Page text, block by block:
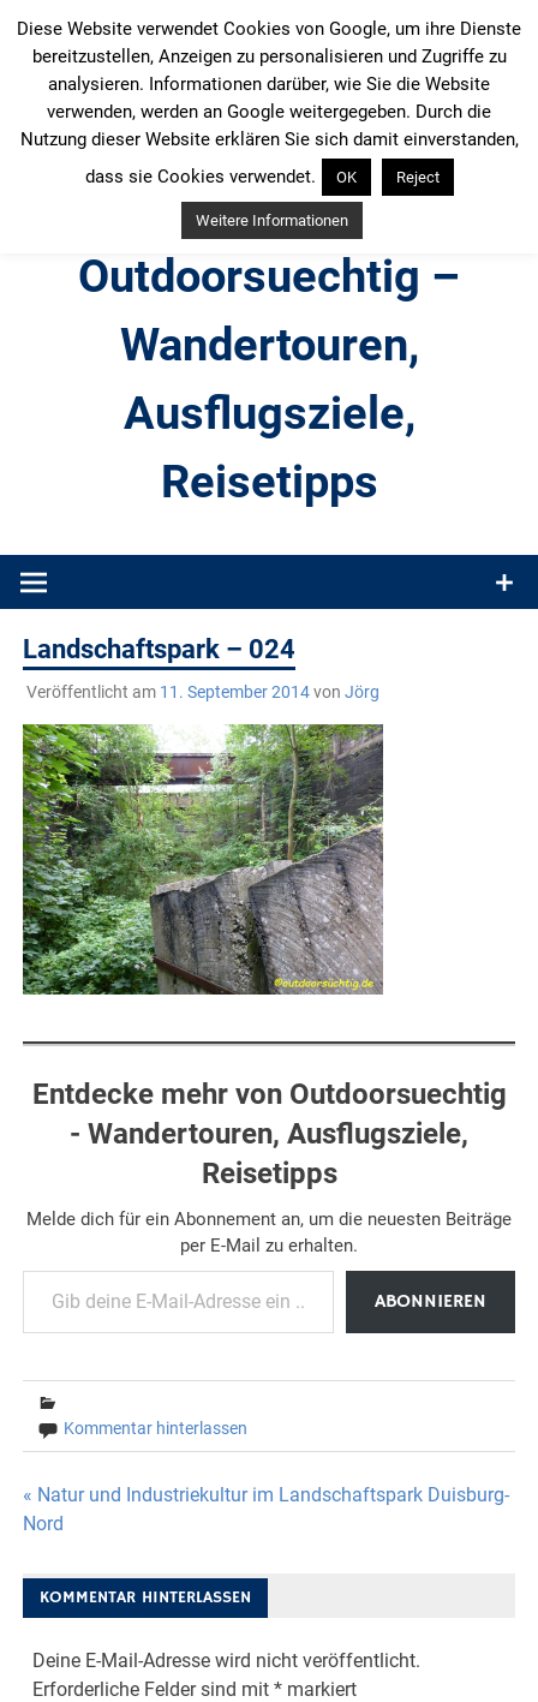
Inhalt
springen
Outdoorsuechtig –
Wandertouren,
Ausflugsziele,
Reisetipps
Produkttests und Buchrezensionen. Ein Blog für alle, die gern
Landschaftspark – 024
Veröffentlicht am 11. September 2014von Jörg
Entdecke mehr von Outdoorsuechtig
- Wandertouren, Ausflugsziele,
Reisetipps
Melde dich für ein Abonnement an, um die neuesten Beiträge
per E-Mail zu erhalten.
Gib deine E-Mail-Adresse ein ...
ABONNIEREN
Kommentar hinterlassen
Beitragsnavigation
« Natur und Industriekultur im Landschaftspark Duisburg-
Nord
KOMMENTAR HINTERLASSEN
Deine E-Mail-Adresse wird nicht veröffentlicht.
Erforderliche Felder sind mit* markiert
Diese Website verwendet Cookies von Google, um ihre Dienste
bereitzustellen, Anzeigen zu personalisieren und Zugriffe zu
analysieren. Informationen darüber, wie Sie die Website
verwenden, werden an Google weitergegeben. Durch die
Nutzung dieser Website erklären Sie sich damit einverstanden,
dass sie Cookies verwendet.
OK Reject
Weitere Informationen